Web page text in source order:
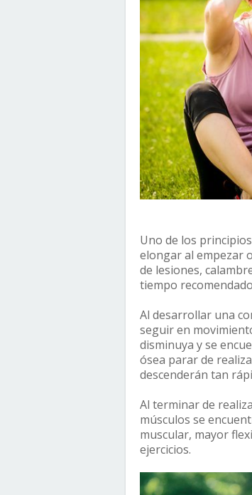
Uno de los
elongar al empezar
de lesiones,
tiempo
Al desarrollar una
seguir en
disminuya y se
ósea parar de
descenderán tan
Al terminar de
músculos se
muscular, mayor
ejercicios.